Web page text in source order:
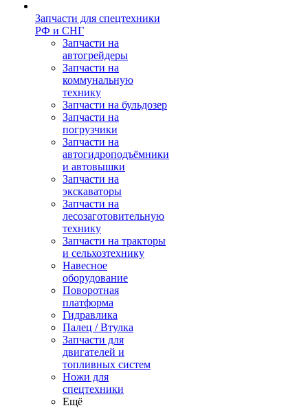
Запчасти для спецтехники
РФ и СНГ
Запчасти на
автогрейдеры
Запчасти на
коммунальную
технику
Запчасти на бульдозер
Запчасти на
погрузчики
Запчасти на
автогидроподъёмники
и автовышки
Запчасти на
экскаваторы
Запчасти на
лесозаготовительную
технику
Запчасти на тракторы
и сельхозтехнику
Навесное
оборудование
Поворотная
платформа
Гидравлика
Палец / Втулка
Запчасти для
двигателей и
топливных систем
Ножи для
спецтехники
Ещё